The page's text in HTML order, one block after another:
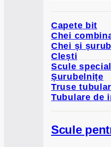
Capete bit
Chei
Chei și
Clești
Scule
Șurubelnițe
Truse
Tubulare de
Scule